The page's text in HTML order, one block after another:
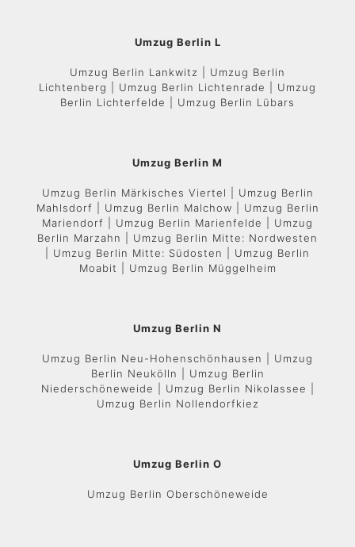
Umzug Berlin L
Umzug Berlin Lankwitz | Umzug Berlin
Lichtenberg | Umzug Berlin Lichtenrade | Umzug
Berlin Lichterfelde | Umzug Berlin Lübars
Umzug Berlin M
Umzug Berlin Märkisches Viertel | Umzug Berlin
Mahlsdorf | Umzug Berlin Malchow | Umzug Berlin
Mariendorf | Umzug Berlin Marienfelde | Umzug
Berlin Marzahn | Umzug Berlin Mitte: Nordwesten
| Umzug Berlin Mitte: Südosten | Umzug Berlin
Moabit | Umzug Berlin Müggelheim
Umzug Berlin N
Umzug Berlin Neu-Hohenschönhausen | Umzug
Berlin Neukölln | Umzug Berlin
Niederschöneweide | Umzug Berlin Nikolassee |
Umzug Berlin Nollendorfkiez
Umzug Berlin O
Umzug Berlin Oberschöneweide